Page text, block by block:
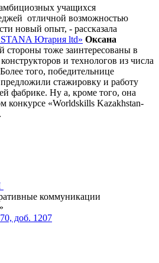
учащихся
отличной возможностью
новый опыт, - рассказала
Ютария ltd» Оксана
стороны тоже заинтересованы в
и технологов из числа
того, победительнице
стажировку и работу
фабрике. Ну а, кроме того, она
конкурсе «Worldskills Kazakhstan-
коммуникации
доб. 1207